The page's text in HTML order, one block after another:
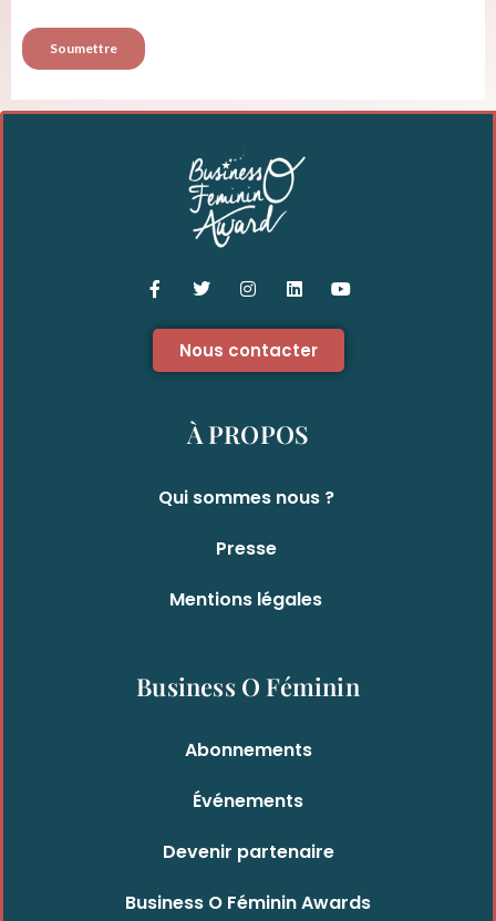
Nous contacter
À PROPOS
Qui sommes nous ?
Presse
Mentions légales
Business O Féminin
Abonnements
Événements
Devenir partenaire
Business O Féminin Awards